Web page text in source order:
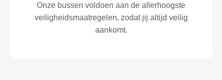
Onze bussen voldoen aan de allerhoogste
veiligheidsmaatregelen, zodat jij altijd veilig
aankomt.